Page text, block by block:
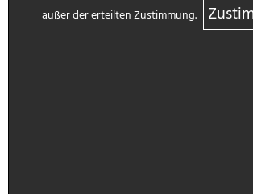
außer der erteilten Zustimmung.